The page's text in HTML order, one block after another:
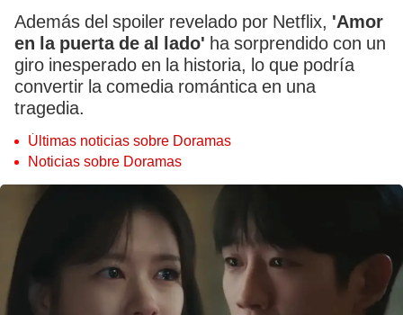
Además del spoiler revelado por Netflix, 'Amor
en la puerta de al lado' ha sorprendido con un
giro inesperado en la historia, lo que podría
convertir la comedia romántica en una
tragedia.
Últimas noticias sobre Doramas
Noticias sobre Doramas